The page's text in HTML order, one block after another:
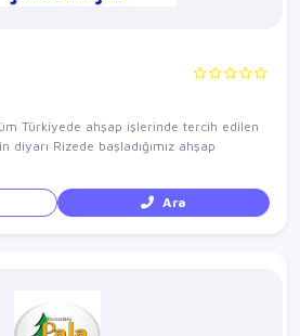
Türkiyede ahşap işlerinde tercih edilen
diyarı Rizede başladığımız ahşap
Ara